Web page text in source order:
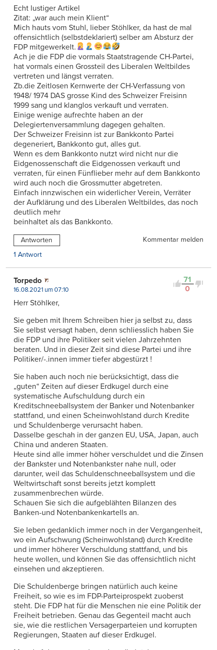
Echt lustiger Artikel
Zitat: „war auch mein Klient“
Mich hauts vom Stuhl, lieber Stöhlker, da hast de mal
offensichtlich (selbstdeklariert) selber am Absturz der
FDP mitgewerkelt.
Ach je die FDP die vormals Staatstragende CH-Partei,
hat vormals einen Grossteil des Liberalen Weltbildes
vertreten und längst verraten.
Zb.die Zeitlosen Kernwerte der CH-Verfassung von
1948/ 1974 DAS grosse Kind des Schweizer Freisinn
1999 sang und klanglos verkauft und verraten.
Einige wenige aufrechte haben an der
Delegiertenversammlung dagegen gehalten.
Der Schweizer Freisinn ist zur Bankkonto Partei
degeneriert‚ Bankkonto gut, alles gut.
Wenn es dem Bankkonto nutzt wird nicht nur die
Eidgenossenschaft die Eidgenossen verkauft und
verraten, für einen Fünflieber mehr auf dem Bankkonto
wird auch noch die Grossmutter abgetreten.
Einfach innzwischen ein widerlicher Verein, Verräter
der Aufklärung und des Liberalen Weltbildes, das noch
deutlich mehr
beinhaltet als das Bankkonto.
Antworten
Kommentar melden
1 Antwort
71
0
Torpedo
16.08.2021 um 07:10
Herr Stöhlker,
Sie geben mit Ihrem Schreiben hier ja selbst zu, dass
Sie selbst versagt haben, denn schliesslich haben Sie
die FDP und ihre Politiker seit vielen Jahrzehnten
beraten. Und in dieser Zeit sind diese Partei und ihre
Politiker/-.innen immer tiefer abgestürzt !
Sie haben auch noch nie berücksichtigt, dass die
„guten“ Zeiten auf dieser Erdkugel durch eine
systematische Aufschuldung durch ein
Kreditschneeballsystem der Banker und Notenbanker
stattfand, und einen Scheinwohlstand durch Kredite
und Schuldenberge verursacht haben.
Dasselbe geschah in der ganzen EU, USA, Japan, auch
China und anderen Staaten.
Heute sind alle immer höher verschuldet und die Zinsen
der Bankster und Notenbankster nahe null, oder
darunter, weil das Schuldenschneeballsystem und die
Weltwirtschaft sonst bereits jetzt komplett
zusammenbrechen würde.
Schauen Sie sich die aufgeblähten Bilanzen des
Banken-und Notenbankenkartells an.
Sie leben gedanklich immer noch in der Vergangenheit,
wo ein Aufschwung (Scheinwohlstand) durch Kredite
und immer höherer Verschuldung stattfand, und bis
heute wollen, und können Sie das offensichtlich nicht
einsehen und akzeptieren.
Die Schuldenberge bringen natürlich auch keine
Freiheit, so wie es im FDP-Parteiprospekt zuoberst
steht. Die FDP hat für die Menschen nie eine Politik der
Freiheit betrieben. Genau das Gegenteil macht auch
sie, wie die restlichen Versagerparteien und korrupten
Regierungen, Staaten auf dieser Erdkugel.